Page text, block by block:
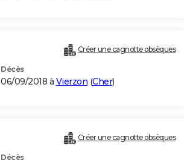
Créer une cagnotte obsèques
Décès
06/09/2018 à Vierzon (Cher)
Créer une cagnotte obsèques
Décès